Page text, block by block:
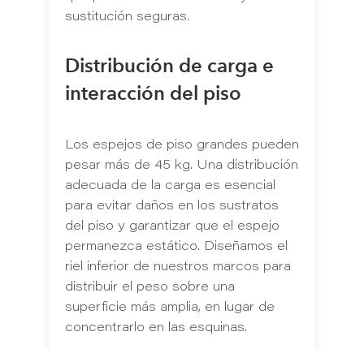
sustitución seguras.
Distribución de carga e
interacción del piso
Los espejos de piso grandes pueden
pesar más de 45 kg. Una distribución
adecuada de la carga es esencial
para evitar daños en los sustratos
del piso y garantizar que el espejo
permanezca estático. Diseñamos el
riel inferior de nuestros marcos para
distribuir el peso sobre una
superficie más amplia, en lugar de
concentrarlo en las esquinas.